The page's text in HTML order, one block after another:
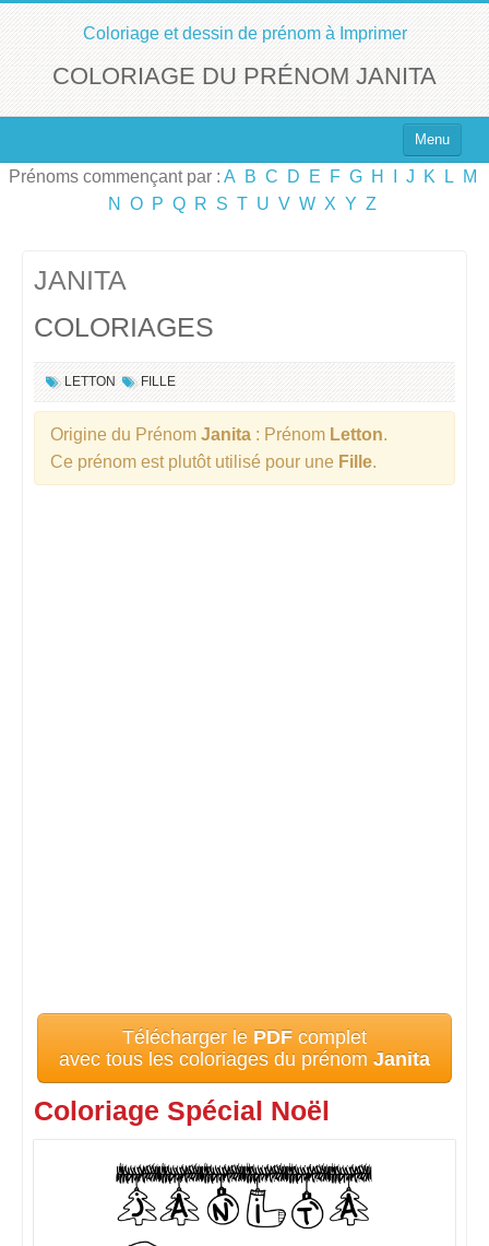
Coloriage et dessin de prénom à Imprimer
COLORIAGE DU PRÉNOM JANITA
Menu
Top 100 des Prénoms
Prénoms commençant par : A B C D E F G H J K L
M
N
O P Q R S T U V W X Y Z
JANITA
COLORIAGES
LETTON FILLE
Origine du Prénom Janita : Prénom Letton.
Ce prénom est plutôt utilisé pour une Fille.
Télécharger le PDF complet
avec tous les coloriages du prénom Janita
Coloriage Spécial Noël